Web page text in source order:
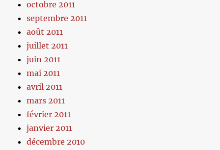
octobre 2011
septembre 2011
août 2011
juillet 2011
juin 2011
mai 2011
avril 2011
mars 2011
février 2011
janvier 2011
décembre 2010